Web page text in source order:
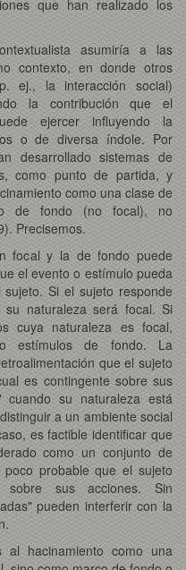
que han realizado los
asumiría a las
contexto, en donde otros
ej., la interacción social)
la contribución que el
ejercer influyendo la
o de diversa índole. Por
desarrollado sistemas de
como punto de partida, y
como una clase de
de fondo (no focal), no
Precisemos.
focal y la de fondo puede
el evento o estímulo pueda
Si el sujeto responde
su naturaleza será focal. Si
cuya naturaleza es focal,
estímulos de fondo. La
que el sujeto
es contingente sobre sus
cuando su naturaleza está
a un ambiente social
es factible identificar que
como un conjunto de
probable que el sujeto
sobre sus acciones. Sin
pueden interferir con la
al hacinamiento como una